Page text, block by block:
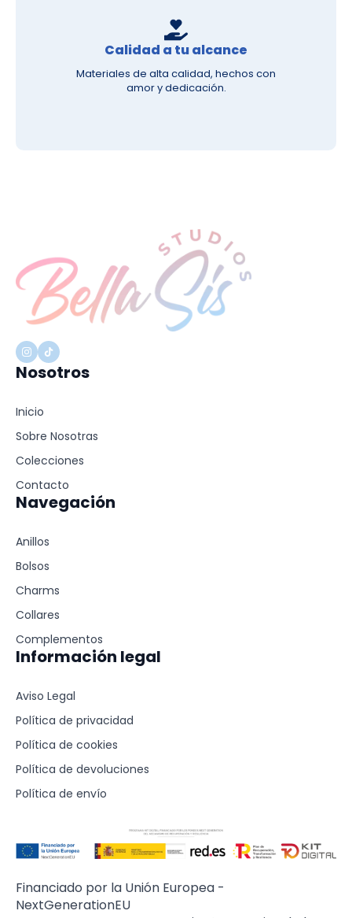
Calidad a tu alcance
Materiales de alta calidad, hechos con
amor y dedicación.
Nosotros
Inicio
Sobre Nosotras
Colecciones
Contacto
Navegación
Anillos
Bolsos
Charms
Collares
Complementos
Información legal
Aviso Legal
Política de privacidad
Política de cookies
Política de devoluciones
Política de envío
Financiado por la Unión Europea -
NextGenerationEU